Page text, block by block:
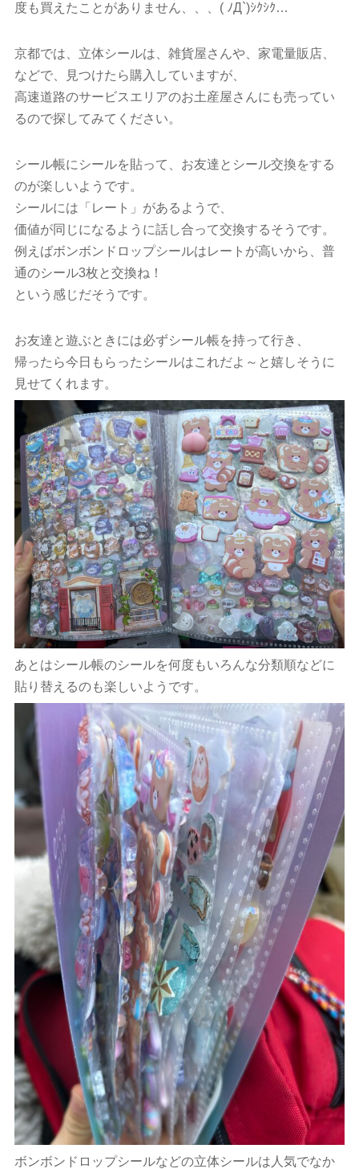
度も買えたことがありません、、、( ﾉД`)ｼｸｼｸ…
京都では、立体シールは、雑貨屋さんや、家電量販店、
などで、見つけたら購入していますが、
高速道路のサービスエリアのお土産屋さんにも売ってい
るので探してみてください。
シール帳にシールを貼って、お友達とシール交換をする
のが楽しいようです。
シールには「レート」があるようで、
価値が同じになるように話し合って交換するそうです。
例えばボンボンドロップシールはレートが高いから、普
通のシール3枚と交換ね！
という感じだそうです。
お友達と遊ぶときには必ずシール帳を持って行き、
帰ったら今日もらったシールはこれだよ～と嬉しそうに
見せてくれます。
あとはシール帳のシールを何度もいろんな分類順などに
貼り替えるのも楽しいようです。
ボンボンドロップシールなどの立体シールは人気でなか